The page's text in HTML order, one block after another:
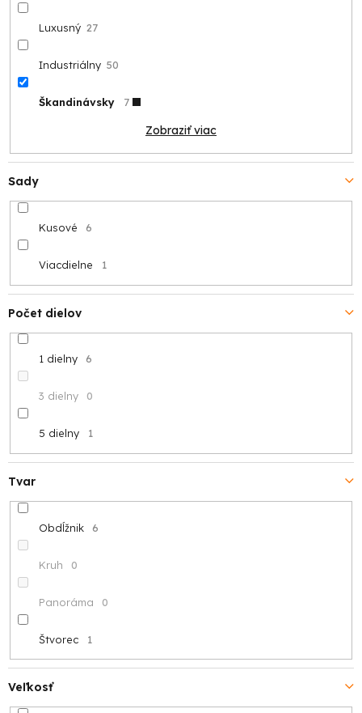
Luxusný 27
Industriálny 50
Škandinávsky 7
Zobraziť viac
Sady
Kusové 6
Viacdielne 1
Počet dielov
1 dielny 6
3 dielny 0
5 dielny 1
Tvar
Obdĺžnik 6
Kruh 0
Panoráma 0
Štvorec 1
Veľkosť